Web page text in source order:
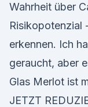
Wahrheit über
Risikopotenzial
erkennen. Ich
geraucht, aber
Glas Merlot ist
JETZT